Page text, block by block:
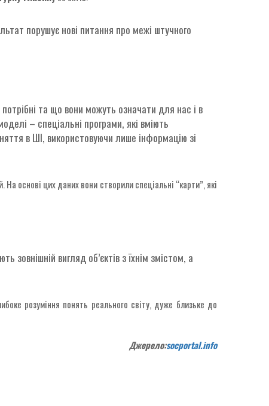
порушує нові питання про межі штучного
та що вони можуть означати для нас і в
– спеціальні програми, які вміють
в ШІ, використовуючи лише інформацію зі
основі цих даних вони створили спеціальні “карти”, які
вигляд об’єктів з їхнім змістом, а
розуміння понять реального світу, дуже близьке до
Джерело:socportal.info